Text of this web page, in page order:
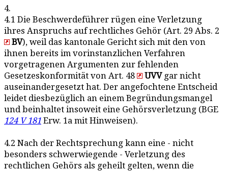
4.
4.1 Die Beschwerdeführer rügen eine Verletzung
ihres Anspruchs auf rechtliches Gehör (Art. 29 Abs. 2
BV), weil das kantonale Gericht sich mit den von
ihnen bereits im vorinstanzlichen Verfahren
vorgetragenen Argumenten zur fehlenden
Gesetzeskonformität von Art. 48
UVVgar nicht
auseinandergesetzt hat. Der angefochtene Entscheid
leidet diesbezüglich an einem Begründungsmangel
und beinhaltet insoweit eine Gehörsverletzung (BGE
124 V 181 Erw. 1a mit Hinweisen).
4.2 Nach der Rechtsprechung kann eine - nicht
besonders schwerwiegende - Verletzung des
rechtlichen Gehörs als geheilt gelten, wenn die